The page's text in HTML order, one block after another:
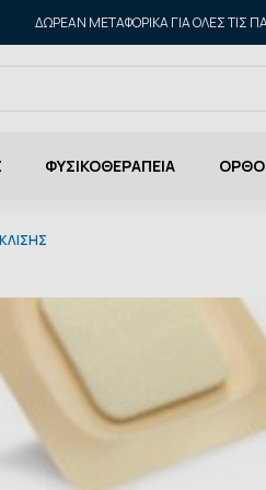
ΔΩΡΕΑΝ ΜΕΤΑΦΟΡΙΚΑ ΓΙΑ ΌΛΕΣ ΤΙΣ
ΦΥΣΙΚΟΘΕΡΑΠΕΙΑ